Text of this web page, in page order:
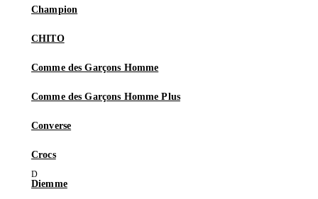
Champion
CHITO
Comme des Garçons Homme
Comme des Garçons Homme Plus
Converse
Crocs
Diemme